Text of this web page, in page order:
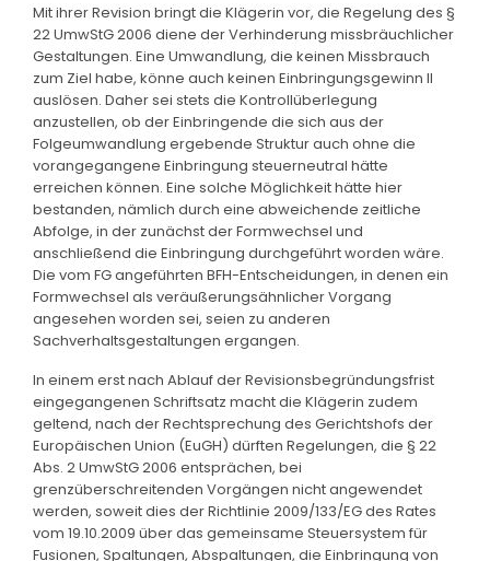
Mit ihrer Revision bringt die Klägerin vor, die Regelung des §
22 UmwStG 2006 diene der Verhinderung missbräuchlicher
Gestaltungen. Eine Umwandlung, die keinen Missbrauch
zum Ziel habe, könne auch keinen Einbringungsgewinn II
auslösen. Daher sei stets die Kontrollüberlegung
anzustellen, ob der Einbringende die sich aus der
Folgeumwandlung ergebende Struktur auch ohne die
vorangegangene Einbringung steuerneutral hätte
erreichen können. Eine solche Möglichkeit hätte hier
bestanden, nämlich durch eine abweichende zeitliche
Abfolge, in der zunächst der Formwechsel und
anschließend die Einbringung durchgeführt worden wäre.
Die vom FG angeführten BFH-Entscheidungen, in denen ein
Formwechsel als veräußerungsähnlicher Vorgang
angesehen worden sei, seien zu anderen
Sachverhaltsgestaltungen ergangen.
In einem erst nach Ablauf der Revisionsbegründungsfrist
eingegangenen Schriftsatz macht die Klägerin zudem
geltend, nach der Rechtsprechung des Gerichtshofs der
Europäischen Union (EuGH) dürften Regelungen, die § 22
Abs. 2 UmwStG 2006 entsprächen, bei
grenzüberschreitenden Vorgängen nicht angewendet
werden, soweit dies der Richtlinie 2009/133/EG des Rates
vom 19.10.2009 über das gemeinsame Steuersystem für
Fusionen, Spaltungen, Abspaltungen, die Einbringung von